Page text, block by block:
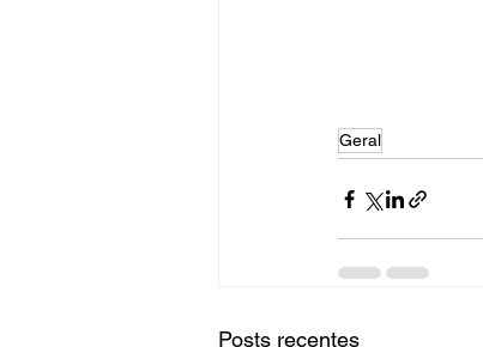
Geral
Posts recentes